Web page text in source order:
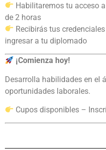
Habilitaremos tu acceso
de 2 horas
Recibirás tus
ingresar a tu diplomado
¡Comienza hoy!
Desarrolla habilidades en el
oportunidades laborales.
Cupos disponibles –